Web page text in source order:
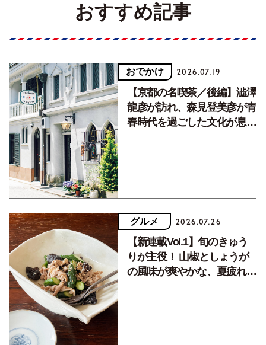
おすすめ記事
おでかけ 2026.07.19
【京都の名喫茶／後編】澁澤
龍彦が訪れ、森見登美彦が青
春時代を過ごした文化が息づ
グルメ 2026.07.26
【新連載Vol.1】旬のきゅう
りが主役！ 山椒としょうが
の風味が爽やかな、夏疲れを